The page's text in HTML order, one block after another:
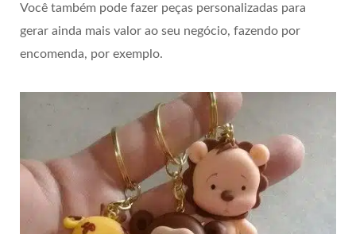
Você também pode fazer peças personalizadas para
gerar ainda mais valor ao seu negócio, fazendo por
encomenda, por exemplo.